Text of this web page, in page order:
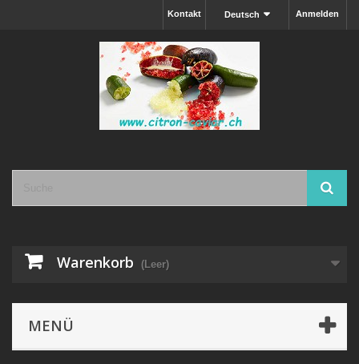
Anmelden
Deutsch
Kontakt
Warenkorb (Leer)
MENÜ